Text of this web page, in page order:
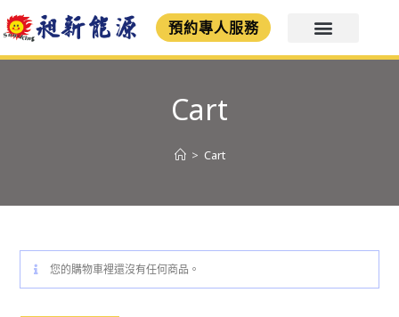
預約專人服務
Cart
> Cart
您的購物車裡還沒有任何商品。